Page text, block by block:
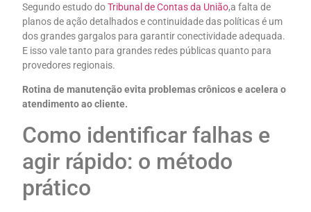
Segundo estudo doTribunal de Contas da União,a falta de
planos de ação detalhados e continuidade das políticas é um
dos grandes gargalos para garantir conectividade adequada.
E isso vale tanto para grandes redes públicas quanto para
provedores regionais.
Rotina de manutenção evita problemas crônicos e acelera o
atendimento ao cliente.
Como identificar falhas e
agir rápido: o método
prático